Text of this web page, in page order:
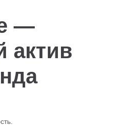
—
актив